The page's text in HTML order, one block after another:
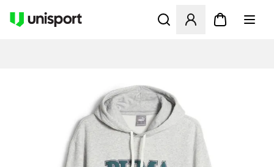
Åbner en Modal til at